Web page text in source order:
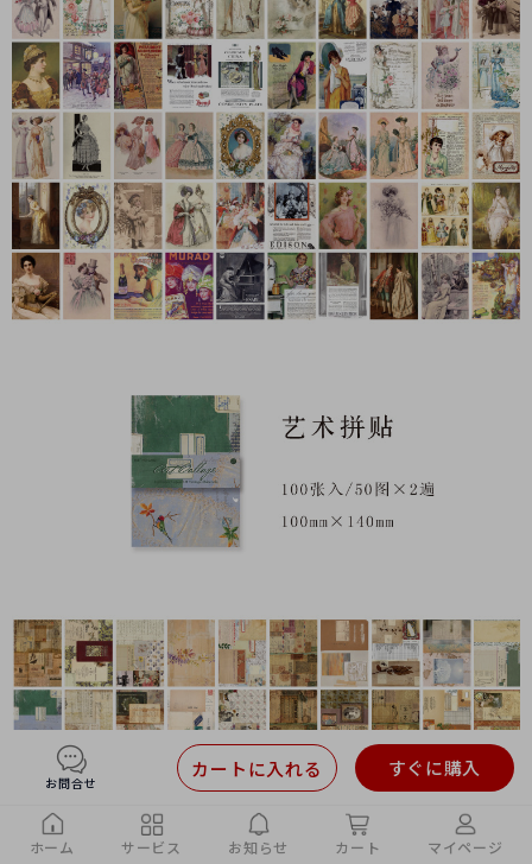
お問合せ
すぐに購入
カートに入れる
ホーム サービス お知らせ カート マイページ